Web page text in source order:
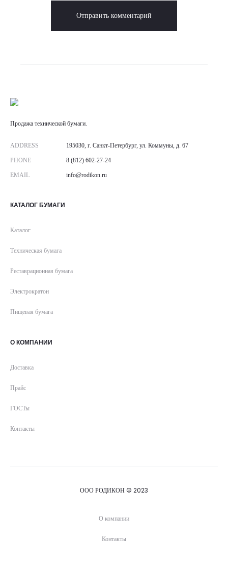
Продажа технической бумаги.
ADDRESS 195030, г. Санкт-Петербург, ул. Коммуны, д. 67
PHONE 8 (812) 602-27-24
EMAIL info@rodikon.ru
КАТАЛОГ БУМАГИ
Каталог
Техническая бумага
Реставрационная бумага
Электрократон
Пищевая бумага
О КОМПАНИИ
Доставка
Прайс
ГОСТы
Контакты
ООО РОДИКОН © 2023
О компании
Контакты